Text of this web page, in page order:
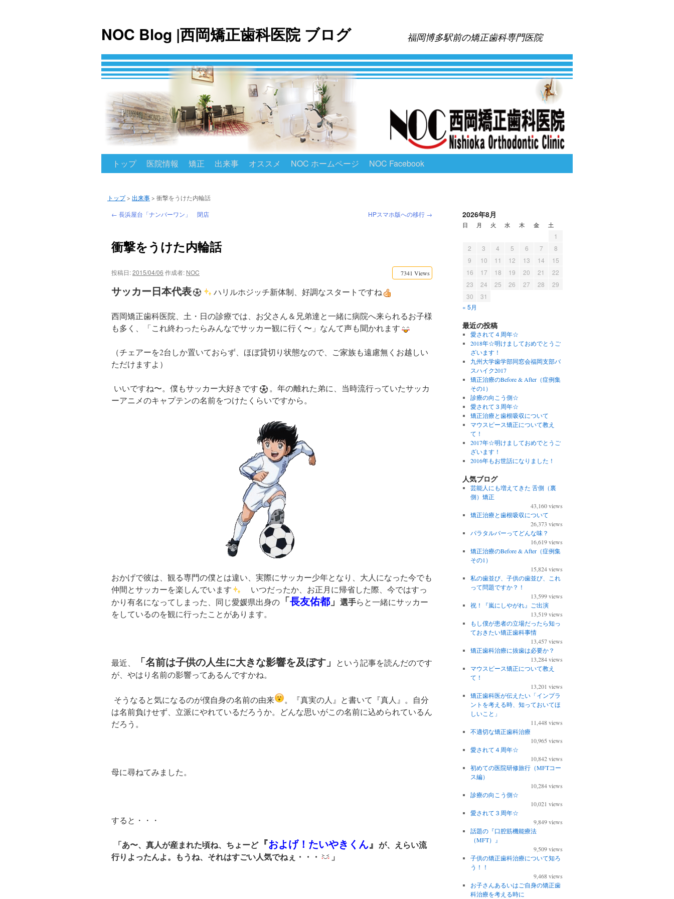
NOC Blog |西岡矯正歯科医院 ブログ 福岡博多駅前の矯正歯科専門医院
テ
ッ
トップ 医院情報 矯正 出来事 オススメ NOC ホームページ NOC Facebook
トップ> 出来事> 衝撃をうけた内輪話
← 長浜屋台「ナンバーワン」 閉店 HPスマホ版への移行 →
衝撃をうけた内輪話
投稿日:2015/04/06 作成者: NOC 7341 Views
サッカー日本代表 ハリルホジッチ新体制、好調なスタートですね
西岡矯正歯科医院、土・日の診療では、お父さん＆兄弟達と一緒に病院へ来られるお子様
も多く、「これ終わったらみんなでサッカー観に行く〜」なんて声も聞かれます
（チェアーを2台しか置いておらず、ほぼ貸切り状態なので、ご家族も遠慮無くお越しい
ただけますよ）
いいですね〜。僕もサッカー大好きです
。年の離れた弟に、当時流行っていたサッカ
ーアニメのキャプテンの名前をつけたくらいですから。
おかげで彼は、観る専門の僕とは違い、実際にサッカー少年となり、大人になった今でも
仲間とサッカーを楽しんでいます
いつだったか、お正月に帰省した際、今ではすっ
かり有名になってしまった、同じ愛媛県出身の 「長友佑都」 選手らと一緒にサッカー
をしているのを観に行ったことがあります。
最近、 「名前は子供の人生に大きな影響を及ぼす」
という記事を読んだのです
が、やはり名前の影響ってあるんですかね。
そうなると気になるのが僕自身の名前の由来
。『真実の人』と書いて『真人』。自分
は名前負けせず、立派にやれているだろうか。どんな思いがこの名前に込められているん
だろう。
母に尋ねてみました。
すると・・・
「あ〜、真人が産まれた頃ね、ちょーど『およげ！たいやきくん』 が、えらい流
行りよったんよ。もうね、それはすごい人気でねぇ・・・
」
2026年8月
日 月 火 水 木 金 土
1
2
3 4 5 6 7
8
9
10 11 12 13 14
15
16
17 18 19 20 21
22
23
24 25 26 27 28
29
30
31
« 5月
最近の投稿
愛されて４周年☆
2018年☆明けましておめでとうご
ざいます！
九州大学歯学部同窓会福岡支部バ
スハイク2017
矯正治療のBefore & After（症例集
その1）
診療の向こう側☆
愛されて３周年☆
矯正治療と歯根吸収について
マウスピース矯正について教え
て！
2017年☆明けましておめでとうご
ざいます！
2016年もお世話になりました！
人気ブログ
芸能人にも増えてきた 舌側（裏
側）矯正
43,160 views
矯正治療と歯根吸収について
26,373 views
パラタルバーってどんな味？
16,619 views
矯正治療のBefore & After（症例集
その1）
15,824 views
私の歯並び、子供の歯並び、これ
って問題ですか？！
13,599 views
祝！『嵐にしやがれ』ご出演
13,519 views
もし僕が患者の立場だったら知っ
ておきたい矯正歯科事情
13,457 views
矯正歯科治療に抜歯は必要か？
13,284 views
マウスピース矯正について教え
て！
13,201 views
矯正歯科医が伝えたい「インプラ
ントを考える時、知っておいてほ
しいこと」
11,448 views
不適切な矯正歯科治療
10,965 views
愛されて４周年☆
10,842 views
初めての医院研修旅行（MFTコー
ス編）
10,284 views
診療の向こう側☆
10,021 views
愛されて３周年☆
9,849 views
話題の『口腔筋機能療法
（MFT）』
9,509 views
子供の矯正歯科治療について知ろ
う！！
9,468 views
お子さんあるいはご自身の矯正歯
科治療を考える時に